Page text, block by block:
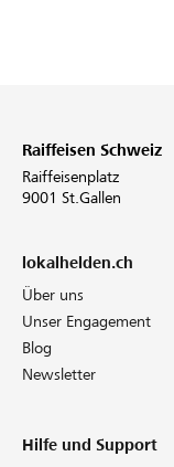
Raiffeisen Schweiz
Raiffeisenplatz
9001 St.Gallen
lokalhelden.ch
Über uns
Unser Engagement
Blog
Newsletter
Hilfe und Support